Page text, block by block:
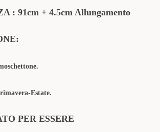
: 91cm + 4.5cm Allungamento
Estate.
PER ESSERE